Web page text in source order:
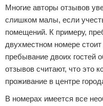
Многие авторы отзывов
слишком малы, если
помещений. К примеру,
двухместном номере
пребывание двоих гостей
отзывов считают, что это
проживание в центре
В номерах имеется все